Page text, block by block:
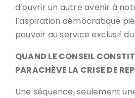
d’ouvrir un autre avenir à
l’aspiration démocratique
pouvoir au service exclusif
QUAND LE CONSEIL
PARACHÈVE LA CRISE DE
Une séquence, seulement